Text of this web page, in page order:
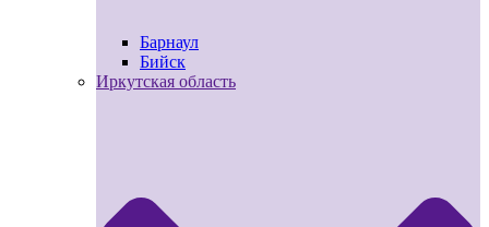
Барнаул
Бийск
Иркутская область